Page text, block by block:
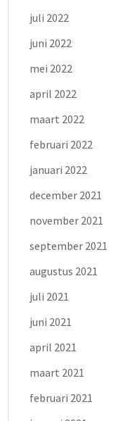
juli 2022
juni 2022
mei 2022
april 2022
maart 2022
februari 2022
januari 2022
december 2021
november 2021
september 2021
augustus 2021
juli 2021
juni 2021
april 2021
maart 2021
februari 2021